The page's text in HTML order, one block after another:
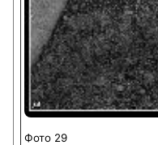
Фото 29